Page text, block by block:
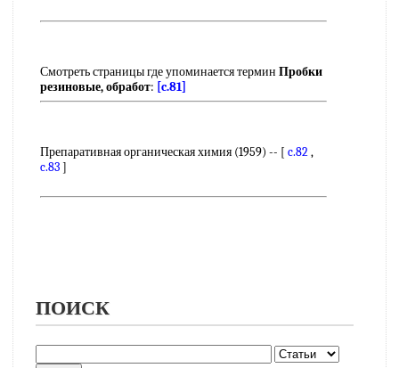
Смотреть страницы где упоминается термин Пробки
резиновые, обработ: [c.81]
Препаративная органическая химия (1959) -- [ c.82,
c.83]
ПОИСК